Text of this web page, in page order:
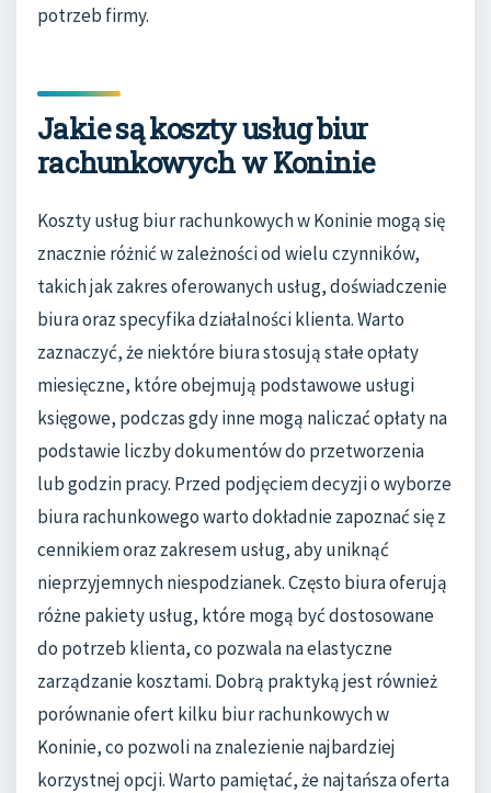
potrzeb firmy.
Jakie są koszty usług biur
rachunkowych w Koninie
Koszty usług biur rachunkowych w Koninie mogą się
znacznie różnić w zależności od wielu czynników,
takich jak zakres oferowanych usług, doświadczenie
biura oraz specyfika działalności klienta. Warto
zaznaczyć, że niektóre biura stosują stałe opłaty
miesięczne, które obejmują podstawowe usługi
księgowe, podczas gdy inne mogą naliczać opłaty na
podstawie liczby dokumentów do przetworzenia
lub godzin pracy. Przed podjęciem decyzji o wyborze
biura rachunkowego warto dokładnie zapoznać się z
cennikiem oraz zakresem usług, aby uniknąć
nieprzyjemnych niespodzianek. Często biura oferują
różne pakiety usług, które mogą być dostosowane
do potrzeb klienta, co pozwala na elastyczne
zarządzanie kosztami. Dobrą praktyką jest również
porównanie ofert kilku biur rachunkowych w
Koninie, co pozwoli na znalezienie najbardziej
korzystnej opcji. Warto pamiętać, że najtańsza oferta